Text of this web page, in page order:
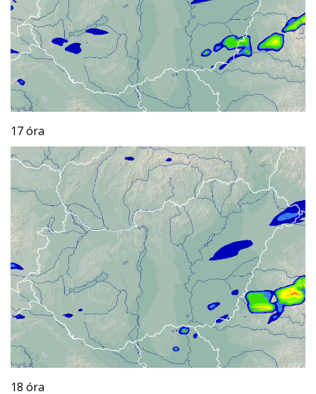
17 óra
18 óra